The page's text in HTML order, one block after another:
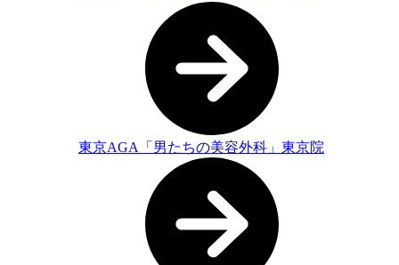
東京AGA「男たちの美容外科」東京院